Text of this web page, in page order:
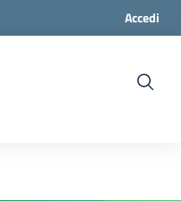
Accedi